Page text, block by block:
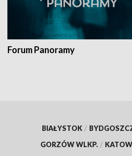
Forum Panoramy
BIAŁYSTOK /
GORZÓW WLKP. /